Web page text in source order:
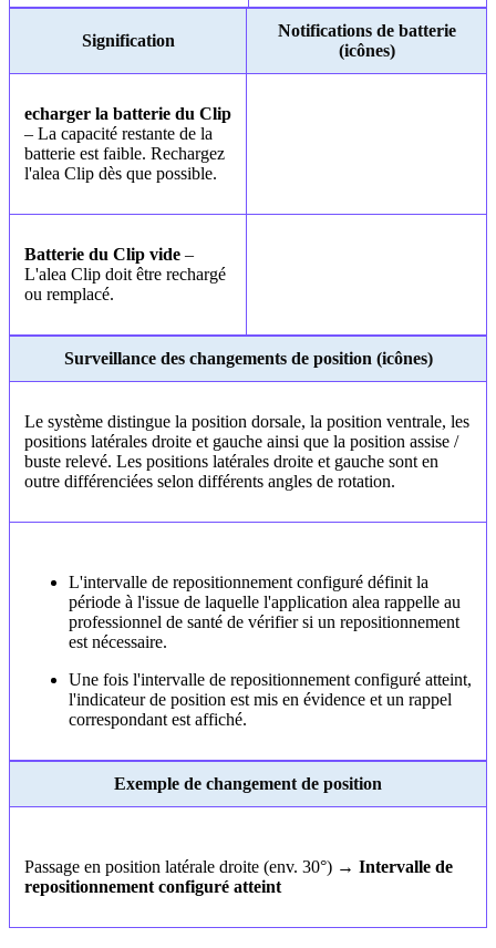
Signification
Notifications de batterie
(icônes)
echarger la batterie du Clip
– La capacité restante de la
batterie est faible. Rechargez
l'alea Clip dès que possible.
Batterie du Clip vide–
L'alea Clip doit être rechargé
ou remplacé.
Surveillance des changements de position (icônes)
Le système distingue la position dorsale, la position ventrale, les
positions latérales droite et gauche ainsi que la position assise /
buste relevé. Les positions latérales droite et gauche sont en
outre différenciées selon différents angles de rotation.
L'intervalle de repositionnement configuré définit la
période à l'issue de laquelle l'application alea rappelle au
professionnel de santé de vérifier si un repositionnement
est nécessaire.
Une fois l'intervalle de repositionnement configuré atteint,
l'indicateur de position est mis en évidence et un rappel
correspondant est affiché.
Exemple de changement de position
Passage en position latérale droite (env. 30°) → Intervalle de
repositionnement configuré atteint